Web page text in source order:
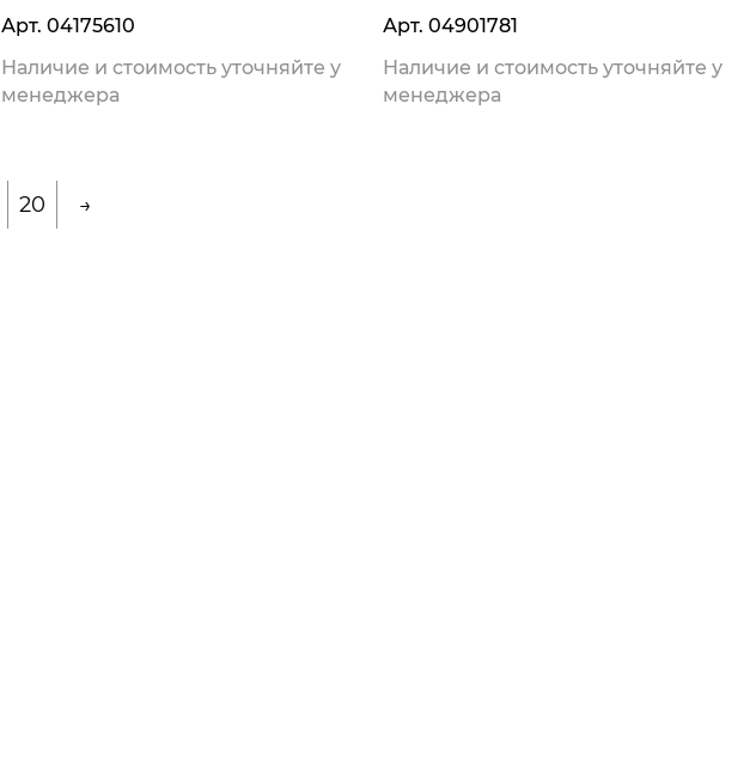
Арт. 04175610
Наличие и стоимость уточняйте у
менеджера
Арт. 04901781
Наличие и стоимость уточняйте у
менеджера
20 →